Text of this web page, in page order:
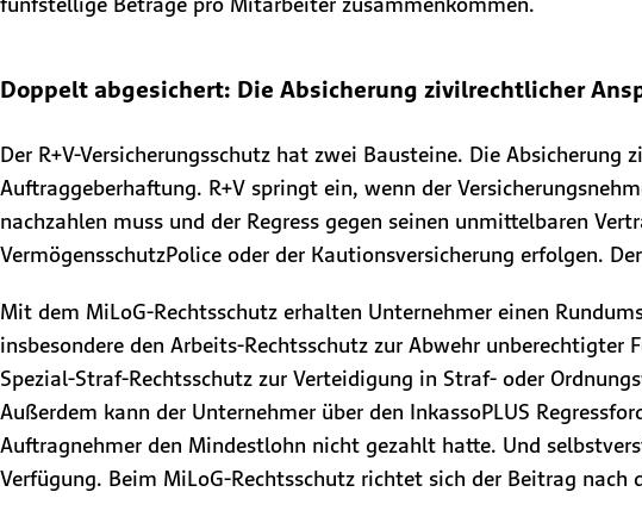
Doppelt abgesichert: Die Absicherung zivilrechtlicher
Der R+V-Versicherungsschutz hat zwei Bausteine. Die
Auftraggeberhaftung. R+V springt ein, wenn der
nachzahlen muss und der Regress gegen seinen unmittelbaren
VermögensschutzPolice oder der Kautionsversicherung erfolgen.
Mit dem MiLoG-Rechtsschutz erhalten Unternehmer einen
insbesondere den Arbeits-Rechtsschutz zur Abwehr
Spezial-Straf-Rechtsschutz zur Verteidigung in Straf- oder
Außerdem kann der Unternehmer über den InkassoPLUS
Auftragnehmer den Mindestlohn nicht gezahlt hatte. Und
Verfügung. Beim MiLoG-Rechtsschutz richtet sich der Beitrag nach